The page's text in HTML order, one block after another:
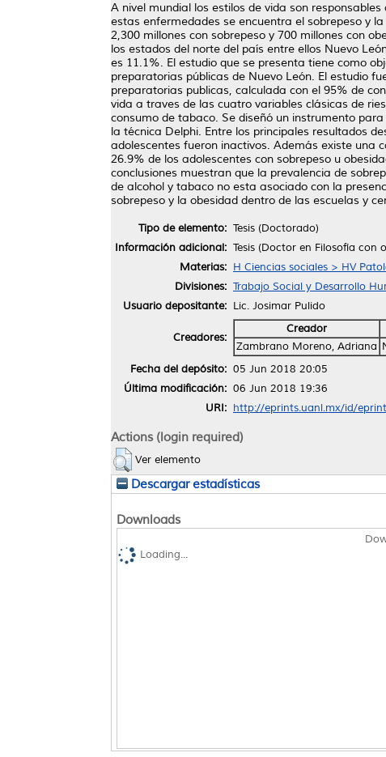
A nivel mundial los estilos de vida son
estas enfermedades se encuentra el sobrepeso y
2,300 millones con sobrepeso y 700 millones con
los estados del norte del país entre ellos Nuevo
es 11.1%. El estudio que se presenta tiene como
preparatorias públicas de Nuevo León. El estudio
preparatorias publicas, calculada con el 95% de
vida a traves de las cuatro variables clásicas de
consumo de tabaco. Se diseñó un instrumento
la técnica Delphi. Entre los principales resultados
adolescentes fueron inactivos. Además existe una
26.9% de los adolescentes con sobrepeso u
conclusiones muestran que la prevalencia de
de alcohol y tabaco no esta asociado con la
sobrepeso y la obesidad dentro de las escuelas y
Tipo de elemento: Tesis (Doctorado)
Información adicional: Tesis (Doctor en Filosofía con
Materias: H Ciencias sociales > HV
Divisiones: Trabajo Social y Desarrollo
Usuario depositante: Lic. Josimar Pulido
Creadores:
Creador
Zambrano Moreno, Adriana
Fecha del depósito: 05 Jun 2018 20:05
Última modificación: 06 Jun 2018 19:36
URI: http://eprints.uanl.mx/id/
Actions (login required)
Ver elemento
Descargar estadísticas
Downloads
Loading...